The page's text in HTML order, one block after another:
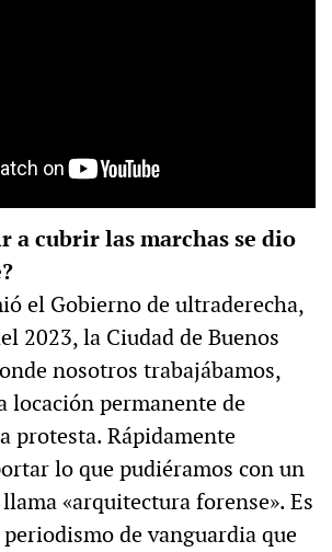
a cubrir las marchas se dio
el Gobierno de ultraderecha,
2023, la Ciudad de Buenos
nosotros trabajábamos,
locación permanente de
protesta. Rápidamente
lo que pudiéramos con un
«arquitectura forense». Es
periodismo de vanguardia que